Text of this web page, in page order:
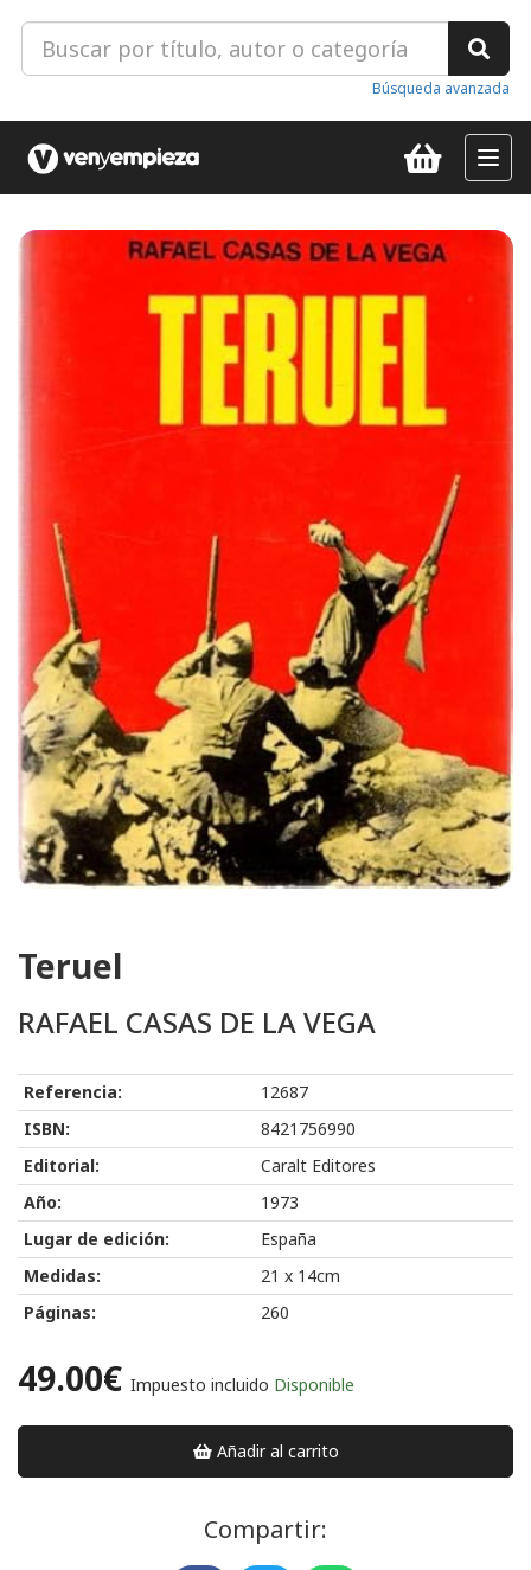
Búsqueda avanzada
Teruel
RAFAEL CASAS DE LA VEGA
Referencia:
12687
ISBN:
8421756990
Editorial:
Caralt Editores
Año:
1973
Lugar de edición:
España
Medidas:
21 x 14cm
Páginas:
260
49.00€ Impuesto incluido Disponible
Añadir al carrito
Compartir: